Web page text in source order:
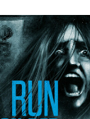
RUN ON RED